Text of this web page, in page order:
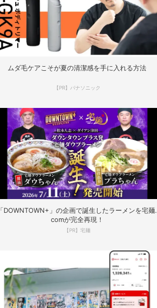
ムダ毛ケアこそが夏の清潔感を手に入れる方法
【PR】パナソニック
「DOWNTOWN+」の企画で誕生したラーメンを宅麺.
comが完全再現！
【PR】宅麺